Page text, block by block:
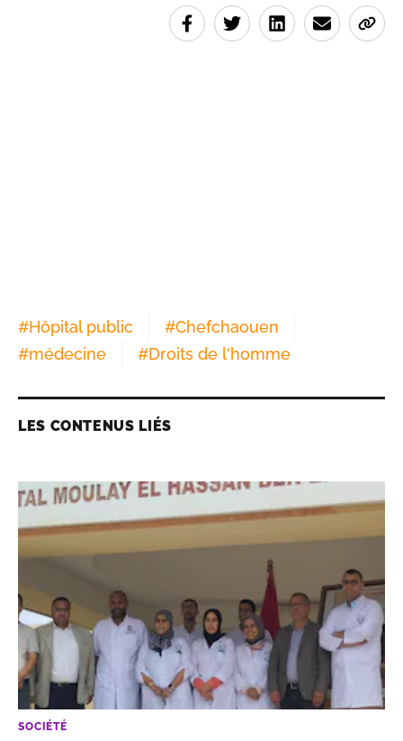
#Hôpital public #Chefchaouen
#médecine #Droits de l'homme
LES CONTENUS LIÉS
SOCIÉTÉ